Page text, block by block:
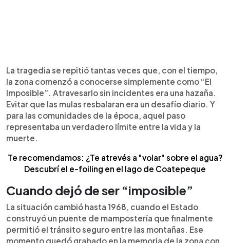
La tragedia se repitió tantas veces que, con el tiempo,
la zona comenzó a conocerse simplemente como “El
Imposible”. Atravesarlo sin incidentes era una hazaña.
Evitar que las mulas resbalaran era un desafío diario. Y
para las comunidades de la época, aquel paso
representaba un verdadero límite entre la vida y la
muerte.
Te recomendamos: ¿Te atrevés a "volar" sobre el agua?
Descubrí el e-foiling en el lago de Coatepeque
Cuando dejó de ser “imposible”
La situación cambió hasta 1968, cuando el Estado
construyó un puente de mampostería que finalmente
permitió el tránsito seguro entre las montañas. Ese
momento quedó grabado en la memoria de la zona con